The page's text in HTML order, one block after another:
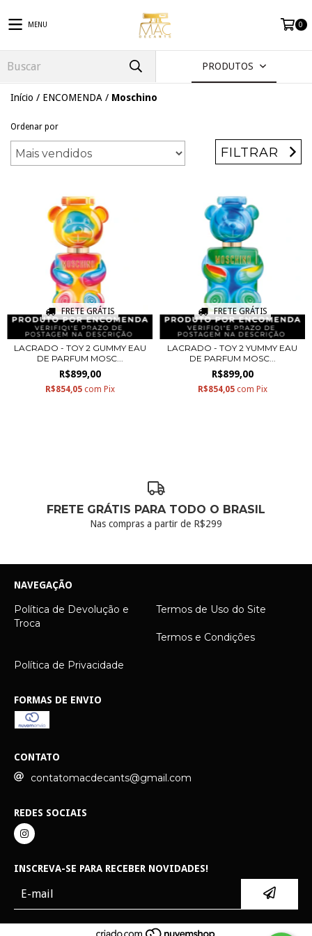
MENU 0
PRODUTOS
Início / ENCOMENDA / Moschino
Ordenar por
FILTRAR
FRETE GRÁTIS
LACRADO - TOY 2 GUMMY EAU
DE PARFUM MOSC...
R$899,00
R$854,05 com Pix
FRETE GRÁTIS
LACRADO - TOY 2 YUMMY EAU
DE PARFUM MOSC...
R$899,00
R$854,05 com Pix
FRETE GRÁTIS PARA TODO O BRASIL
Nas compras a partir de R$299
NAVEGAÇÃO
Política de Devolução e
Troca
Termos de Uso do Site
Termos e Condições
Política de Privacidade
FORMAS DE ENVIO
CONTATO
contatomacdecants@gmail.com
REDES SOCIAIS
INSCREVA-SE PARA RECEBER NOVIDADES!